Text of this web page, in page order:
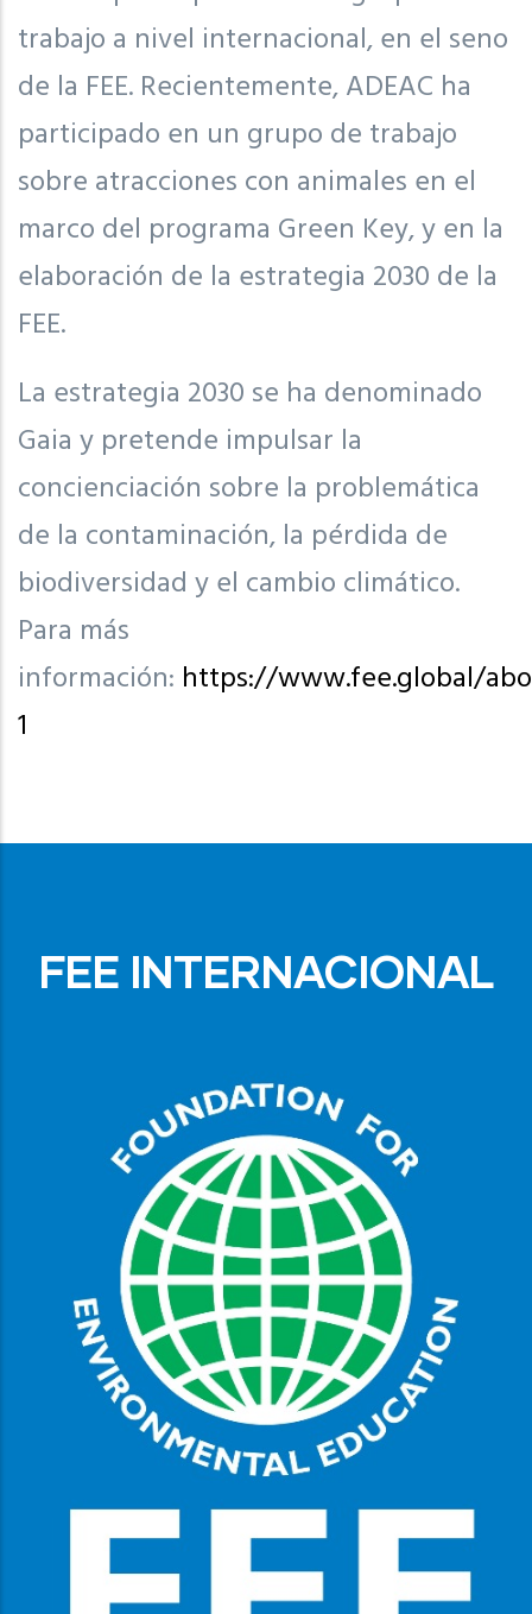
trabajo a nivel internacional, en el seno
de la FEE. Recientemente, ADEAC ha
participado en un grupo de trabajo
sobre atracciones con animales en el
marco del programa Green Key, y en la
elaboración de la estrategia 2030 de la
FEE.
La estrategia 2030 se ha denominado
Gaia y pretende impulsar la
concienciación sobre la problemática
de la contaminación, la pérdida de
biodiversidad y el cambio climático.
Para más
información: https://www.fee.global/
1
FEE INTERNACIONAL